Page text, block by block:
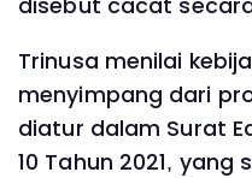
disebut cacat
Trinusa menilai
menyimpang dari
diatur dalam Surat
10 Tahun 2021,